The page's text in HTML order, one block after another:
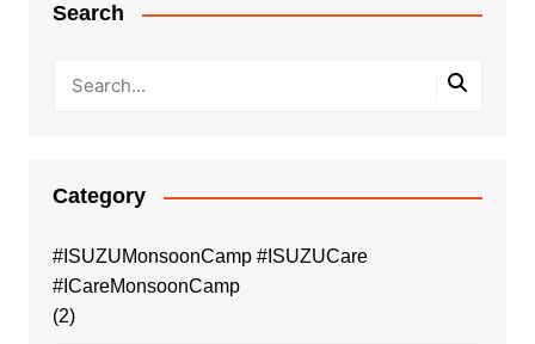
Search
Category
#ISUZUMonsoonCamp #ISUZUCare
#ICareMonsoonCamp
(2)